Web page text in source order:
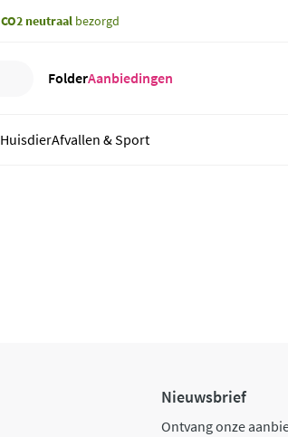
CO2 neutraal bezorgd
FolderAanbiedingen
HuisdierAfvallen & Sport
Nieuwsbrief
Ontvang onze